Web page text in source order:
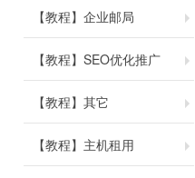
【教程】企业邮局
【教程】SEO优化推广
【教程】其它
【教程】主机租用